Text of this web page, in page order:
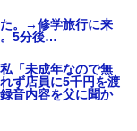
。→修学旅行に来
。5分後…
「未成年なので無
ず店員に5千円を渡
音内容を父に聞か